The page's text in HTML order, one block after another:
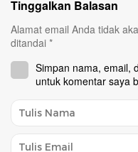
Tinggalkan Balasan
Alamat email Anda tidak
ditandai *
Simpan nama, email,
untuk komentar saya